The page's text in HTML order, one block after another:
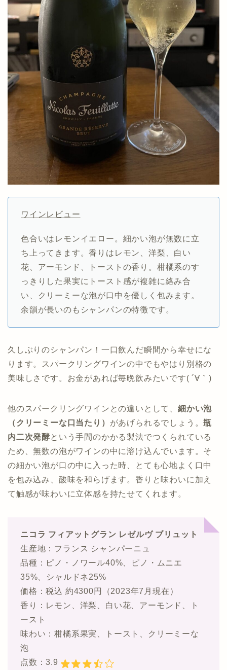
ワインレビュー
色合いはレモンイエロー。細かい泡が無数に立
ち上ってきます。香りはレモン、洋梨、白い
花、アーモンド、トーストの香り。柑橘系のす
っきりした果実にトースト感が複雑に絡み合
い、クリーミーな泡が口中を優しく包みます。
余韻が長いのもシャンパンの特徴です。
久しぶりのシャンパン！一口飲んだ瞬間から幸せにな
ります。スパークリングワインの中でもやはり別格の
美味しさです。お金があれば毎晩飲みたいです( ´∀｀)
他のスパークリングワインとの違いとして、 細かい泡
（クリーミーな口当たり） があげられるでしょう。瓶
内二次発酵という手間のかかる製法でつくられている
ため、無数の泡がワインの中に溶け込んでいます。そ
の細かい泡が口の中に入った時、とても心地よく口中
を包み込み、酸味を和らげます。香りと味わいに加え
て触感が味わいに立体感を持たせてくれます。
ニコラ フィアットグラン レゼルヴ ブリュット
生産地：フランス シャンパーニュ
品種：ピノ・ノワール40%、ピノ・ムニエ
35%、シャルドネ25%
価格：税込 約4300円（2023年7月現在）
香り：レモン、洋梨、白い花、アーモンド、ト
ースト
味わい：柑橘系果実、トースト、クリーミーな
泡
点数：3.9